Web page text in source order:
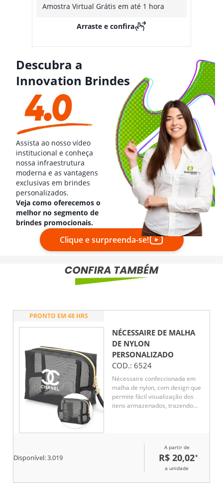
Amostra Virtual Grátis em até 1 hora
Arraste e confira
Descubra a
Innovation Brindes
Assista ao nosso vídeo
institucional e conheça
nossa infraestrutura
moderna e as vantagens
exclusivas em brindes
personalizados.
Veja como oferecemos o
melhor no segmento de
brindes promocionais.
Clique e surpreenda-se!
PRONTO EM 48 HRS
NÉCESSAIRE DE MALHA
DE NYLON
PERSONALIZADO
COD.: 6524
Nécessaire confeccionada em
malha de nylon, com design que
permite fácil visualização dos
itens armazenados, trazendo
em dourado no zíper agregam
elegância e sofisticação ao
acabamento, tornando-a uma
Disponível:3.019
A partir de
R$ 20,02*
a unidade